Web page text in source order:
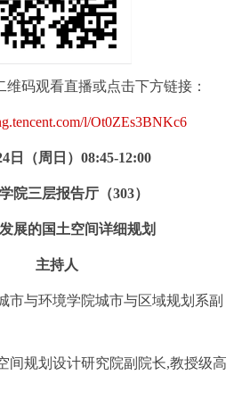
维码观看直播或点击下方链接：
l/Ot0ZEs3BNKc6
日（周日）08:45-12:00
院三层报告厅（303）
展的国土空间详细规划
主持人
与环境学院城市与区域规划系副
间规划设计研究院副院长,教授级高